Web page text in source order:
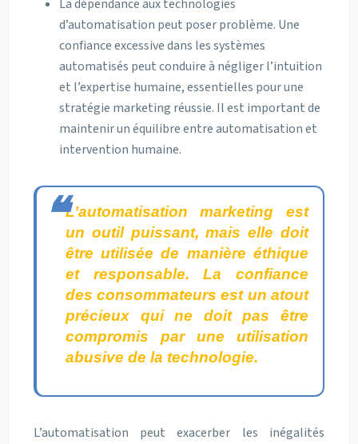
La dépendance aux technologies
d’automatisation peut poser problème. Une
confiance excessive dans les systèmes
automatisés peut conduire à négliger l’intuition
et l’expertise humaine, essentielles pour une
stratégie marketing réussie. Il est important de
maintenir un équilibre entre automatisation et
intervention humaine.
L’automatisation marketing est
un outil puissant, mais elle doit
être utilisée de manière éthique
et responsable. La confiance
des consommateurs est un atout
précieux qui ne doit pas être
compromis par une utilisation
abusive de la technologie.
L’automatisation peut exacerber les inégalités